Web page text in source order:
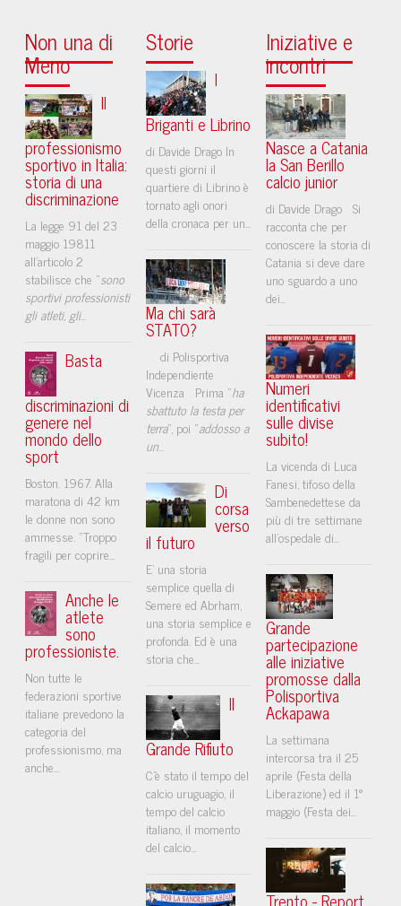
Non una di
Meno
Il
professionismo
sportivo in Italia:
storia di una
discriminazione
La legge 91 del 23
maggio 19811
all’articolo 2
stabilisce che “sono
sportivi professionisti
gli atleti, gli...
Basta
discriminazioni di
genere nel
mondo dello
sport
Boston. 1967. Alla
maratona di 42 km
le donne non sono
ammesse. "Troppo
fragili per coprire...
Anche le
atlete
sono
professioniste.
Non tutte le
federazioni sportive
italiane prevedono la
categoria del
professionismo, ma
anche...
Storie
I
Briganti e Librino
di Davide Drago In
questi giorni il
quartiere di Librino è
tornato agli onori
della cronaca per un...
Ma chi sarà
STATO?
di Polisportiva
Independiente
Vicenza Prima “ha
sbattuto la testa per
terra”, poi “addosso a
un...
Di
corsa
verso
il futuro
E’ una storia
semplice quella di
Semere ed Abrham,
una storia semplice e
profonda. Ed è una
storia che...
Il
Grande Rifiuto
C’è stato il tempo del
calcio uruguagio, il
tempo del calcio
italiano, il momento
del calcio...
Iniziative e
incontri
Nasce a Catania
la San Berillo
calcio junior
di Davide Drago Si
racconta che per
conoscere la storia di
Catania si deve dare
uno sguardo a uno
dei...
Numeri
identificativi
sulle divise
subito!
La vicenda di Luca
Fanesi, tifoso della
Sambenedettese da
più di tre settimane
all'ospedale di...
Grande
partecipazione
alle iniziative
promosse dalla
Polisportiva
Ackapawa
La settimana
intercorsa tra il 25
aprile (Festa della
Liberazione) ed il 1°
maggio (Festa dei...
Trento - Report